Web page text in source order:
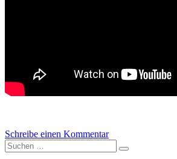
Schreibe einen Kommentarzu Volvicast 0030
auszusetzen?
Suchen nach:
Suchen